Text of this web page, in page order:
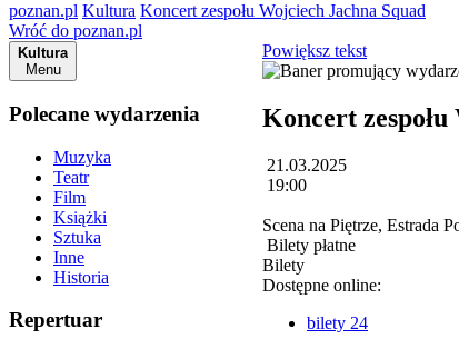
poznan.pl Kultura Koncert zespołu Wojciech Jachna Squad
Wróć do poznan.pl
Kultura
Menu
Polecane wydarzenia
Muzyka
Teatr
Film
Książki
Sztuka
Inne
Historia
Repertuar
Powiększ tekst
Koncert
21.03.2025
19:00
Scena na Piętrze, Estrada
Bilety płatne
Bilety
Dostępne online:
bilety 24